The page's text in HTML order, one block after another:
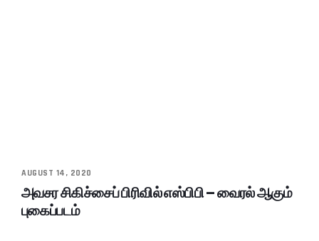
AUGUST 14, 2020
அவசர சிகிச்சைப் பிரிவில் எஸ்பிபி – வைரல் ஆகும்
புகைப்படம்